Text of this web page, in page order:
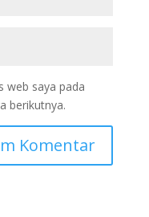
web saya pada
berikutnya.